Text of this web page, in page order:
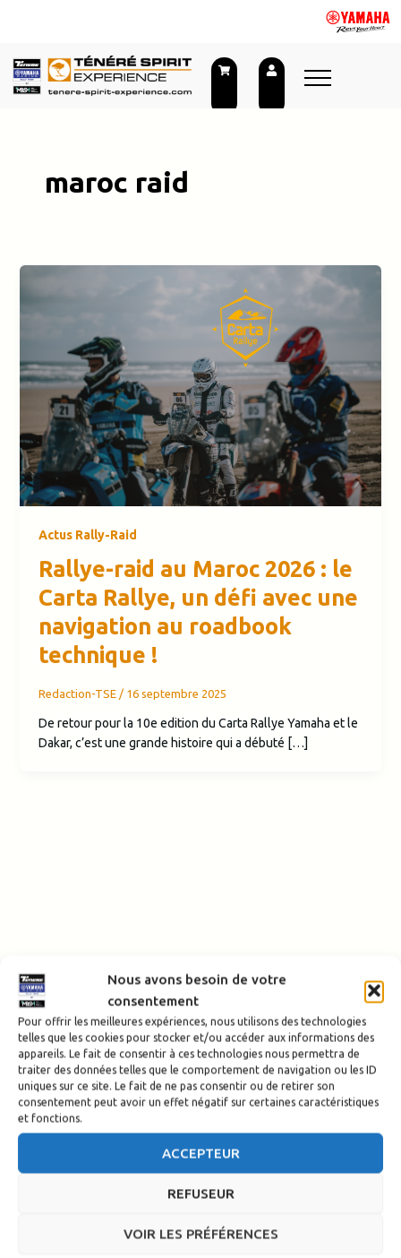
Nous avons besoin de votre
consentement
Pour offrir les meilleures expériences, nous utilisons des technologies
telles que les cookies pour stocker et/ou accéder aux informations des
appareils. Le fait de consentir à ces technologies nous permettra de
traiter des données telles que le comportement de navigation ou les ID
uniques sur ce site. Le fait de ne pas consentir ou de retirer son
consentement peut avoir un effet négatif sur certaines caractéristiques
et fonctions.
ACCEPTEUR
REFUSEUR
VOIR LES PRÉFÉRENCES
maroc raid
Actus Rally-Raid
Rallye-raid au Maroc 2026 : le
Carta Rallye, un défi avec une
navigation au roadbook
technique !
Redaction-TSE / 16 septembre 2025
De retour pour la 10e edition du Carta Rallye Yamaha et le
Dakar, c’est une grande histoire qui a débuté […]